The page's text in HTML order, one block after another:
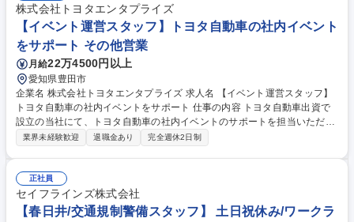
企画（季節イベント/コーナー作り）・商品の在庫管理・金銭管理（両替機
の釣銭準備）・収益管理・人員管理（アルバイト社員の勤怠管理・育成、
pla」カプセルトイ/残業少なめ
株式会社トヨタエンタプライズ
【イベント運営スタッフ】トヨタ自動車の社内イベント
をサポート その他営業
月給22万4500円以上
愛知県豊田市
企業名 株式会社トヨタエンタプライズ 求人名 【イベント運営スタッフ】
トヨタ自動車の社内イベントをサポート 仕事の内容 トヨタ自動車出資で
設立の当社にて、トヨタ自動車の社内イベントのサポートを担当いただき
ます。業者の手配や見積もり作成などイベントの業者発注～当日の運営補
画・事務サポート】 ■レイアウト検討、提案■見積書、発注書の作成 ■顧
客、協力業者との打ち合わせ 募集職種 【イベント運営スタッフ】トヨタ
自動車の社内イベントをサポート
業界未経験歓迎 退職金あり 完全週休2日制
正社員
セイフラインズ株式会社
【春日井/交通規制警備スタッフ】 土日祝休み/ワークラ